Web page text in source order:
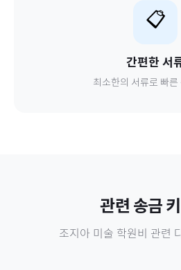
📋
간편한 서
최소한의 서류로 빠른
관련 송금
조지아 미술 학원비 관련